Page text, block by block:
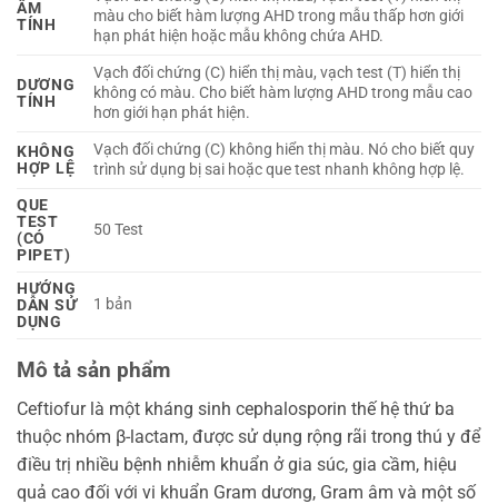
ÂM
TÍNH
màu cho biết hàm lượng AHD trong mẫu thấp hơn giới
hạn phát hiện hoặc mẫu không chứa AHD.
DƯƠNG
TÍNH
Vạch đối chứng (C) hiển thị màu, vạch test (T) hiển thị
không có màu. Cho biết hàm lượng AHD trong mẫu cao
hơn giới hạn phát hiện.
KHÔNG
HỢP LỆ
Vạch đối chứng (C) không hiển thị màu. Nó cho biết quy
trình sử dụng bị sai hoặc que test nhanh không hợp lệ.
QUE
TEST
(CÓ
PIPET)
50 Test
HƯỚNG
DẪN SỬ
DỤNG
1 bản
Mô tả sản phẩm
Ceftiofur là một kháng sinh cephalosporin thế hệ thứ ba
thuộc nhóm β-lactam, được sử dụng rộng rãi trong thú y để
điều trị nhiều bệnh nhiễm khuẩn ở gia súc, gia cầm, hiệu
quả cao đối với vi khuẩn Gram dương, Gram âm và một số